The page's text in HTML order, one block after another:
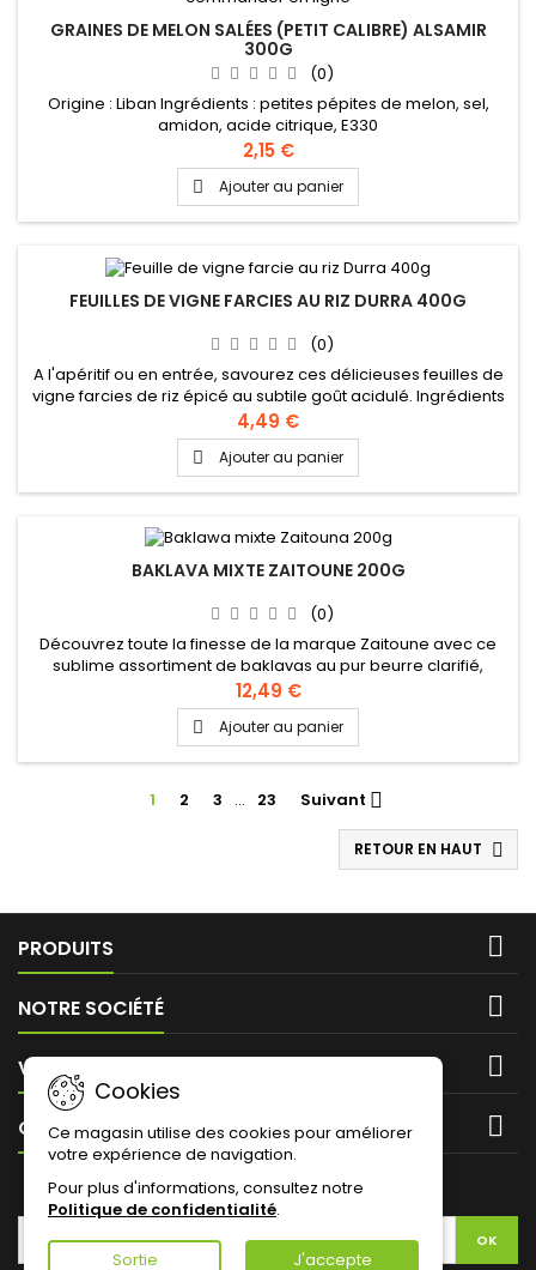
GRAINES DE MELON SALÉES (PETIT CALIBRE) ALSAMIR
300G
(0)
Origine : Liban Ingrédients : petites pépites de melon, sel,
amidon, acide citrique, E330
2,15 €
 Ajouter au panier
FEUILLES DE VIGNE FARCIES AU RIZ DURRA 400G
(0)
A l'apéritif ou en entrée, savourez ces délicieuses feuilles de
vigne farcies de riz épicé au subtile goût acidulé. Ingrédients
: feuilles de vigne, riz, huile de tournesol, tomate, épices
(persil - menthe - poivre - oignon), eau, sel, acide citrique
4,49 €
 Ajouter au panier
BAKLAVA MIXTE ZAITOUNE 200G
(0)
Découvrez toute la finesse de la marque Zaitoune avec ce
sublime assortiment de baklavas au pur beurre clarifié,
généreusement garni de pistaches et noix de cajou.
Ingrédients : Farine, beurre clarifié, sucre, amidon, sel, lait en
poudre, pistaches, noix de cajou Recette authentique
levantine
12,49 €
 Ajouter au panier
1 2 3 … 23 Suivant 
RETOUR EN HAUT 
PRODUITS 
NOTRE SOCIÉTÉ 
VOTRE COMPTE 
CONTACT 
Cookies
Ce magasin utilise des cookies pour améliorer
votre expérience de navigation.
Pour plus d'informations, consultez notre
Politique de confidentialité.
Sortie J'accepte
LETTRE D'INFORMATIONS